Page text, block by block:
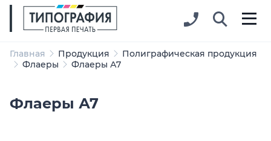
Главная Продукция
Полиграфическая продукция
Флаеры
Флаеры А7
Флаеры А7